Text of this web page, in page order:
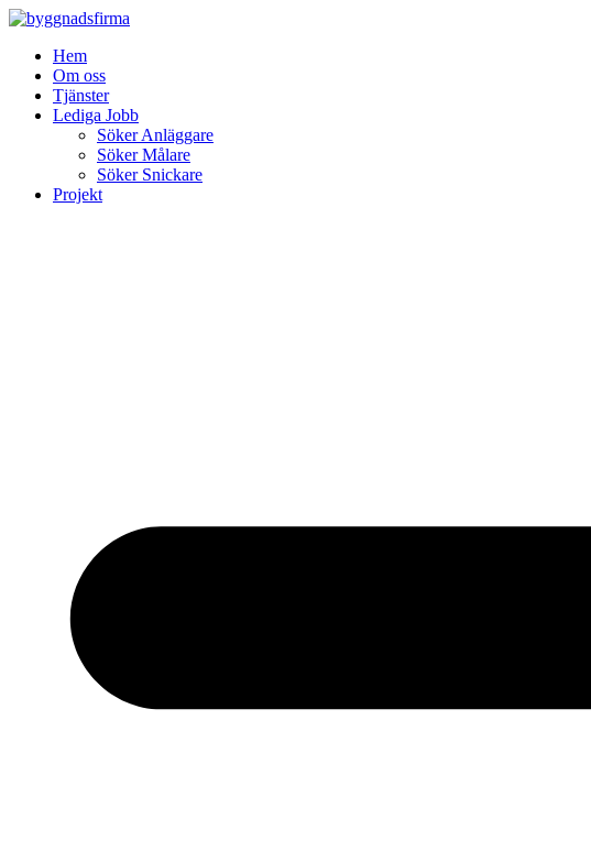
Skip
contentHem
Om oss
Tjänster
Lediga Jobb
Söker Anläggare
Söker Målare
Söker Snickare
Projekt